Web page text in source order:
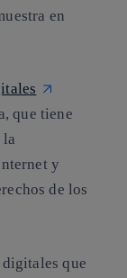
en
que tiene
la
y
de los
que